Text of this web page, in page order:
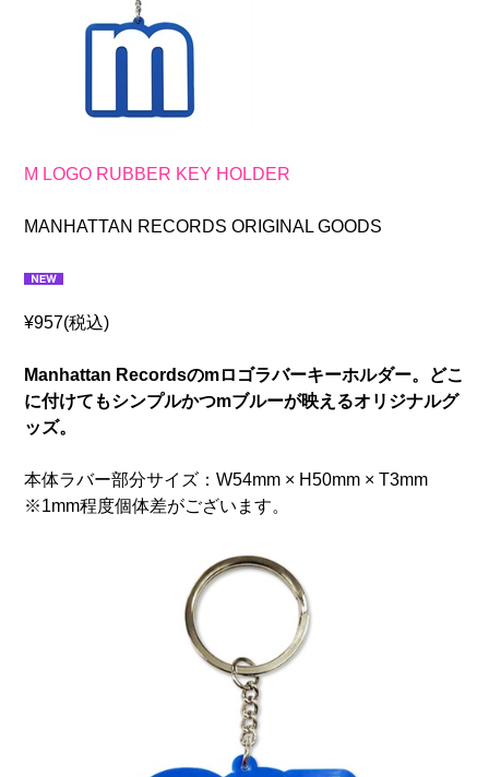
M LOGO RUBBER KEY HOLDER
MANHATTAN RECORDS ORIGINAL GOODS
¥957(税込)
Manhattan Recordsのmロゴラバーキーホルダー。どこ
に付けてもシンプルかつmブルーが映えるオリジナルグ
ッズ。
本体ラバー部分サイズ：W54mm × H50mm × T3mm
※1mm程度個体差がございます。